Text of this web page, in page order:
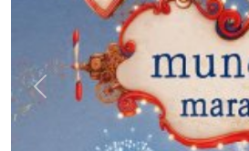
Previous